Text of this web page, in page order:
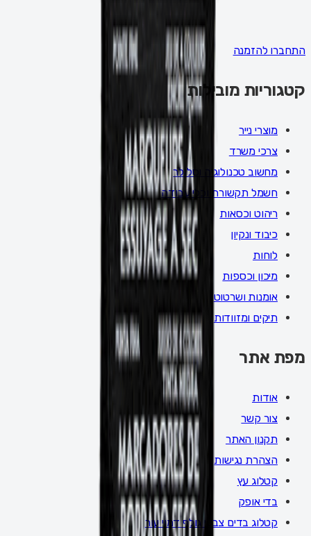
התחברו להזמנה
קטגוריות מובילות
מוצרי נייר
צרכי משרד
מחשוב טכנולוגיה וסלולר
חשמל תקשורת וכלי עבודה
ריהוט וכסאות
כיבוד ונקיון
לוחות
מיכון וכספות
אומנות ושרטוט
תיקים ומזוודות
מפת אתר
אודות
צור קשר
תקנון האתר
הצהרת נגישות
קטלוג עץ
בדי אופק
קטלוג בדים צבעי גולף דמוי עור